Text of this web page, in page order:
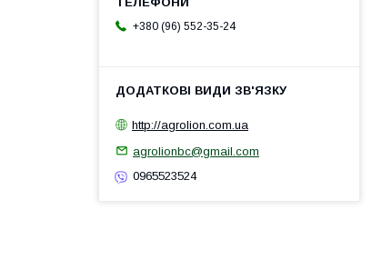
+380 (96) 552-35-24
http://agrolion.com.ua
agrolionbc@gmail.com
0965523524